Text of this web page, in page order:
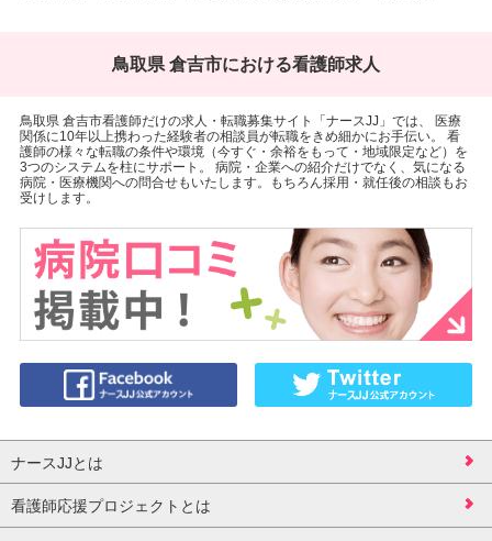
鳥取県 倉吉市における看護師求人
鳥取県 倉吉市看護師だけの求人・転職募集サイト「ナースJJ」では、 医療
関係に10年以上携わった経験者の相談員が転職をきめ細かにお手伝い。 看
護師の様々な転職の条件や環境（今すぐ・余裕をもって・地域限定など）を
3つのシステムを柱にサポート。 病院・企業への紹介だけでなく、気になる
病院・医療機関への問合せもいたします。もちろん採用・就任後の相談もお
受けします。
ナースJJとは
看護師応援プロジェクトとは